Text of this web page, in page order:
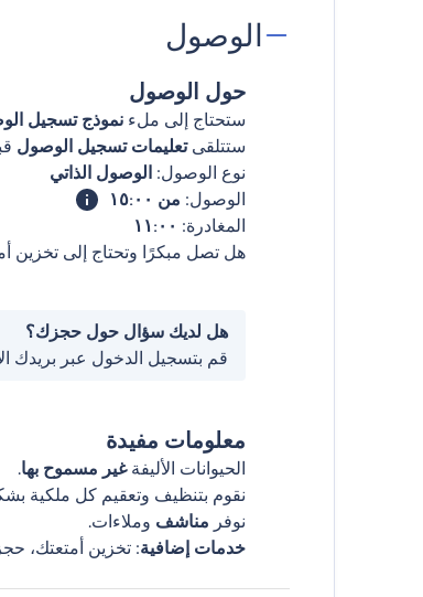
الوصول
حول الوصول
ستحتاج إلى ملء نموذج تسجيل
ستتلقىتعليمات تسجيل الوصول قبل 5
نوع الوصول: الوصول الذاتي
الوصول: من ١٥:٠٠
المغادرة: ١١:٠٠
هل تصل مبكرًا وتحتاج إلى تخزين
هل لديك سؤال حول حجزك؟
قم بتسجيل الدخول عبر بريدك
معلومات مفيدة
الحيوانات الأليفةغير مسموح بها.
نقوم بتنظيف وتعقيم كل ملكية
نوفر مناشف وملاءات.
خدمات إضافية: تخزين أمتعتك،